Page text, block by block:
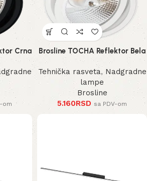
Crna
om
Brosline TOCHA Reflektor Bela
Tehnička rasveta, Nadgradne
lampe
Brosline
5.160RSD sa PDV-om